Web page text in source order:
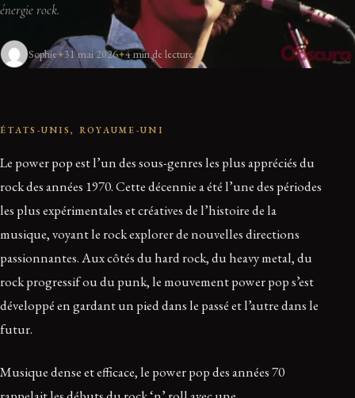
énergie rock.
Sophie 31 mai 2026 4 min de lecture
ÉTATS-UNIS, ROYAUME-UNI
Le power pop est l’un des sous-genres les plus appréciés du
rock des années 1970. Cette décennie a été l’une des périodes
les plus expérimentales et créatives de l’histoire de la
musique, voyant le rock explorer de nouvelles directions
passionnantes. Aux côtés du hard rock, du heavy metal, du
rock progressif ou du punk, le mouvement power pop s’est
développé en gardant un pied dans le passé et l’autre dans le
futur.
Musique dense et efficace, le power pop des années 70